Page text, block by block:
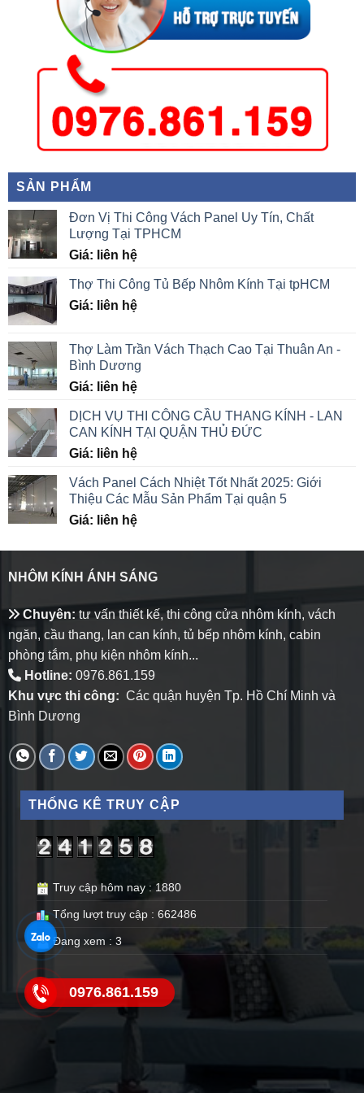
SẢN PHẨM
Đơn Vị Thi Công Vách Panel Uy Tín, Chất
Lượng Tại TPHCM
Giá: liên hệ
Thợ Thi Công Tủ Bếp Nhôm Kính Tại tpHCM
Giá: liên hệ
Thợ Làm Trần Vách Thạch Cao Tại Thuân An -
Bình Dương
Giá: liên hệ
DỊCH VỤ THI CÔNG CẦU THANG KÍNH - LAN
CAN KÍNH TẠI QUẬN THỦ ĐỨC
Giá: liên hệ
Vách Panel Cách Nhiệt Tốt Nhất 2025: Giới
Thiệu Các Mẫu Sản Phẩm Tại quận 5
Giá: liên hệ
NHÔM KÍNH ÁNH SÁNG
Chuyên: tư vấn thiết kế, thi công cửa nhôm kính, vách
ngăn, cầu thang, lan can kính, tủ bếp nhôm kính, cabin
phòng tắm, phụ kiện nhôm kính...
Hotline: 0976.861.159
Khu vực thi công: Các quận huyện Tp. Hồ Chí Minh và
Bình Dương
THỐNG KÊ TRUY CẬP
Truy cập hôm nay : 1880
Tổng lượt truy cập : 662486
Đang xem : 3
0976.861.159